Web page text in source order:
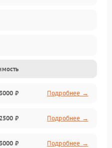
3000 ₽ Подробнее →
2500 ₽ Подробнее →
3000 ₽ Подробнее →